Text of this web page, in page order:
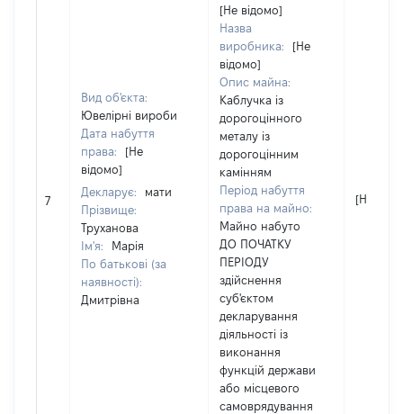
7
Вид об'єкта:
Ювелірні вироби
Дата набуття
права:
[Не
відомо]
Декларує:
мати
Прізвище:
Труханова
Ім'я:
Марія
По батькові (за
наявності):
Дмитрівна
[Не відомо]
Назва
виробника:
[Не
відомо]
Опис майна:
Каблучка із
дорогоцінного
металу із
дорогоцінним
камінням
Період набуття
права на майно:
Майно набуто
ДО ПОЧАТКУ
ПЕРІОДУ
здійснення
суб'єктом
декларування
діяльності із
виконання
функцій держави
або місцевого
самоврядування
[Не